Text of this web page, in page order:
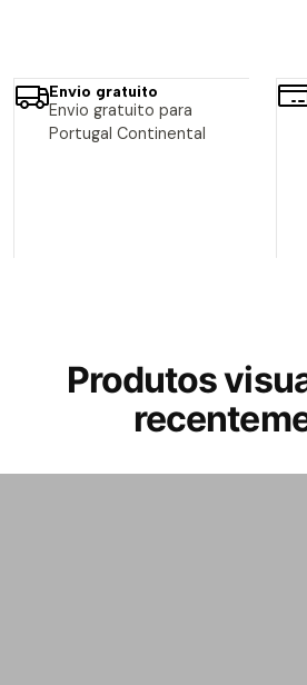
Envio gratuito
Envio gratuito para
Portugal Continental
Produtos